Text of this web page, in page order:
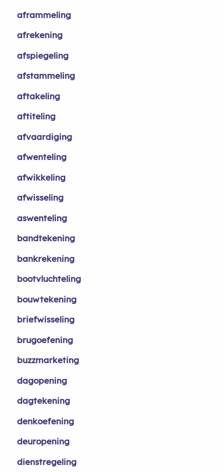
aframmeling
afrekening
afspiegeling
afstammeling
aftakeling
aftiteling
afvaardiging
afwenteling
afwikkeling
afwisseling
aswenteling
bandtekening
bankrekening
bootvluchteling
bouwtekening
briefwisseling
brugoefening
buzzmarketing
dagopening
dagtekening
denkoefening
deuropening
dienstregeling